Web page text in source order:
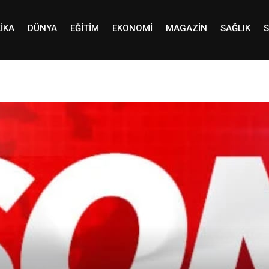
DÜNYA EĞITIM EKONOMI MAGAZIN SAĞLIK